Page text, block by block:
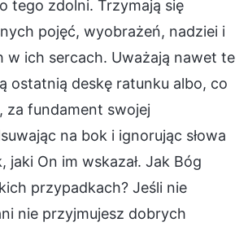
tego zdolni. Trzymają się
pojęć, wyobrażeń, nadziei i
w ich sercach. Uważają nawet te
ostatnią deskę ratunku albo, co
za fundament swojej
na bok i ignorując słowa
jaki On im wskazał. Jak Bóg
przypadkach? Jeśli nie
nie przyjmujesz dobrych